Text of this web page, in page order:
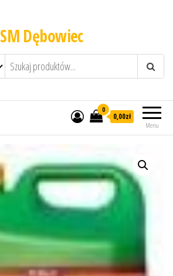
SM Dębowiec
Menu
0
0,00zł